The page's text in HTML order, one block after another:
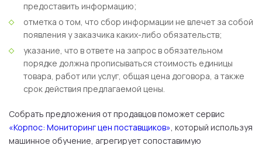
предоставить информацию;
отметка о том, что сбор информации не влечет за собой
появления у заказчика каких-либо обязательств;
указание, что в ответе на запрос в обязательном
порядке должна прописываться стоимость единицы
товара, работ или услуг, общая цена договора, а также
срок действия предлагаемой цены.
Собрать предложения от продавцов поможет сервис
«Корпос: Мониторинг цен поставщиков», который используя
машинное обучение, агрегирует сопоставимую